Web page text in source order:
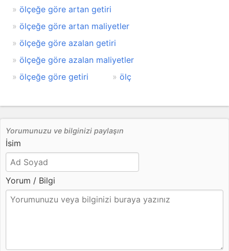
ölçeğe göre artan getiri
ölçeğe göre artan maliyetler
ölçeğe göre azalan getiri
ölçeğe göre azalan maliyetler
ölçeğe göre getiri
ölç
Yorumunuzu ve bilginizi paylaşın
İsim
Yorum / Bilgi